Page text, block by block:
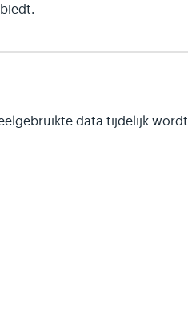
data tijdelijk wordt